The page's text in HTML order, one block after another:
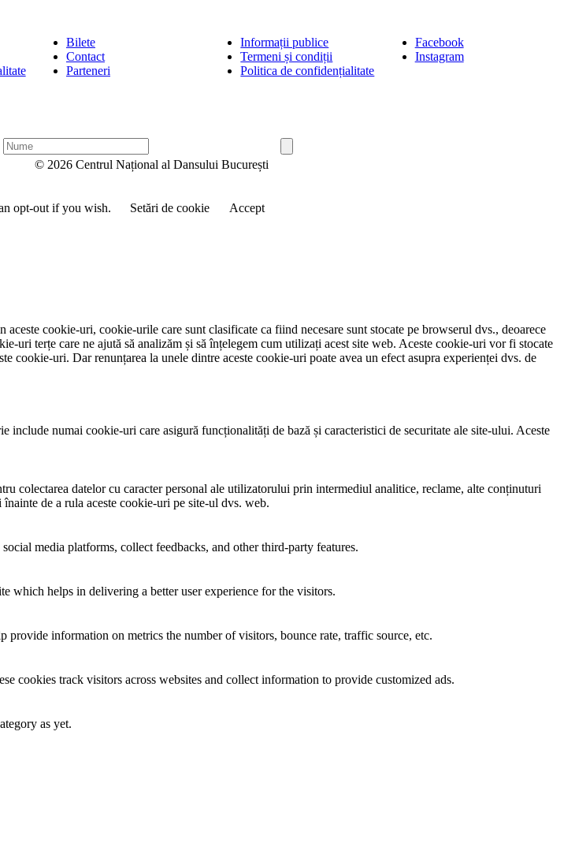
Bilete
Contact
Parteneri
Informații publice
Termeni și condiții
Politica de confidențialitate
Facebook
Instagram
N
u
© 2026 Centrul Național al Dansului București
opt-out if you wish. Setări de cookie Accept
cookie-uri, cookie-urile care sunt clasificate ca fiind necesare sunt stocate pe browserul dvs., deoarece
uri terțe care ne ajută să analizăm și să înțelegem cum utilizați acest site web. Aceste cookie-uri vor fi stocate
cookie-uri. Dar renunțarea la unele dintre aceste cookie-uri poate avea un efect asupra experienței dvs. de
include numai cookie-uri care asigură funcționalități de bază și caracteristici de securitate ale site-ului. Aceste
colectarea datelor cu caracter personal ale utilizatorului prin intermediul analitice, reclame, alte conținuturi
de a rula aceste cookie-uri pe site-ul dvs. web.
media platforms, collect feedbacks, and other third-party features.
which helps in delivering a better user experience for the visitors.
information on metrics the number of visitors, bounce rate, traffic source, etc.
cookies track visitors across websites and collect information to provide customized ads.
as yet.